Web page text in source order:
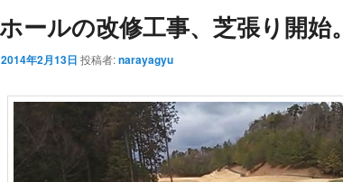
ールの改修工事、芝張り開始。
2014年2月13日 投稿者:narayagyu